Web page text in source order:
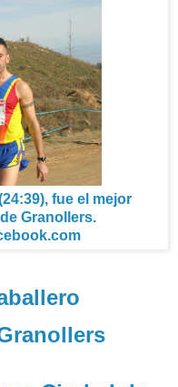
fue el mejor
Granollers.